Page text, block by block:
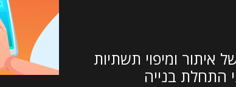
איתור ומיפוי תשתיות
התחלת בנייה